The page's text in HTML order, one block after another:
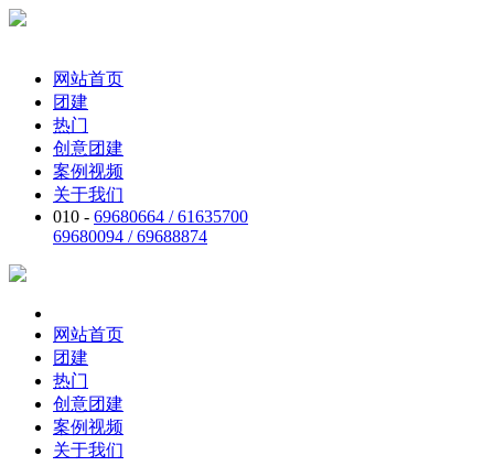
网站首页
团建
热门
创意团建
案例视频
关于我们
010 - 69680664 / 61635700
69680094 / 69688874
网站首页
团建
热门
创意团建
案例视频
关于我们